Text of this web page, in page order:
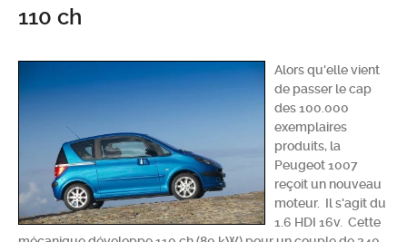
Chercher
110 ch
Alors qu'elle vient
de passer le cap
des 100.000
exemplaires
produits, la
Peugeot 1007
reçoit un nouveau
moteur. Il s'agit du
1.6 HDI 16v. Cette